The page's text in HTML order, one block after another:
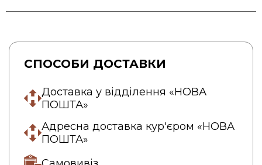
СПОСОБИ ДОСТАВКИ
Доставка у відділення «НОВА
ПОШТА»
Адресна доставка кур'єром «НОВА
ПОШТА»